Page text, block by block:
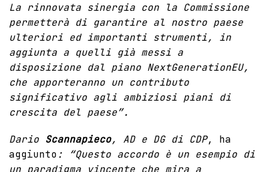
La rinnovata sinergia con la Commissione
permetterà di garantire al nostro paese
ulteriori ed importanti strumenti, in
aggiunta a quelli già messi a
disposizione dal piano NextGenerationEU,
che apporteranno un contributo
significativo agli ambiziosi piani di
crescita del paese”.
Dario Scannapieco, AD e DG di CDP, ha
aggiunto: “Questo accordo è un esempio di